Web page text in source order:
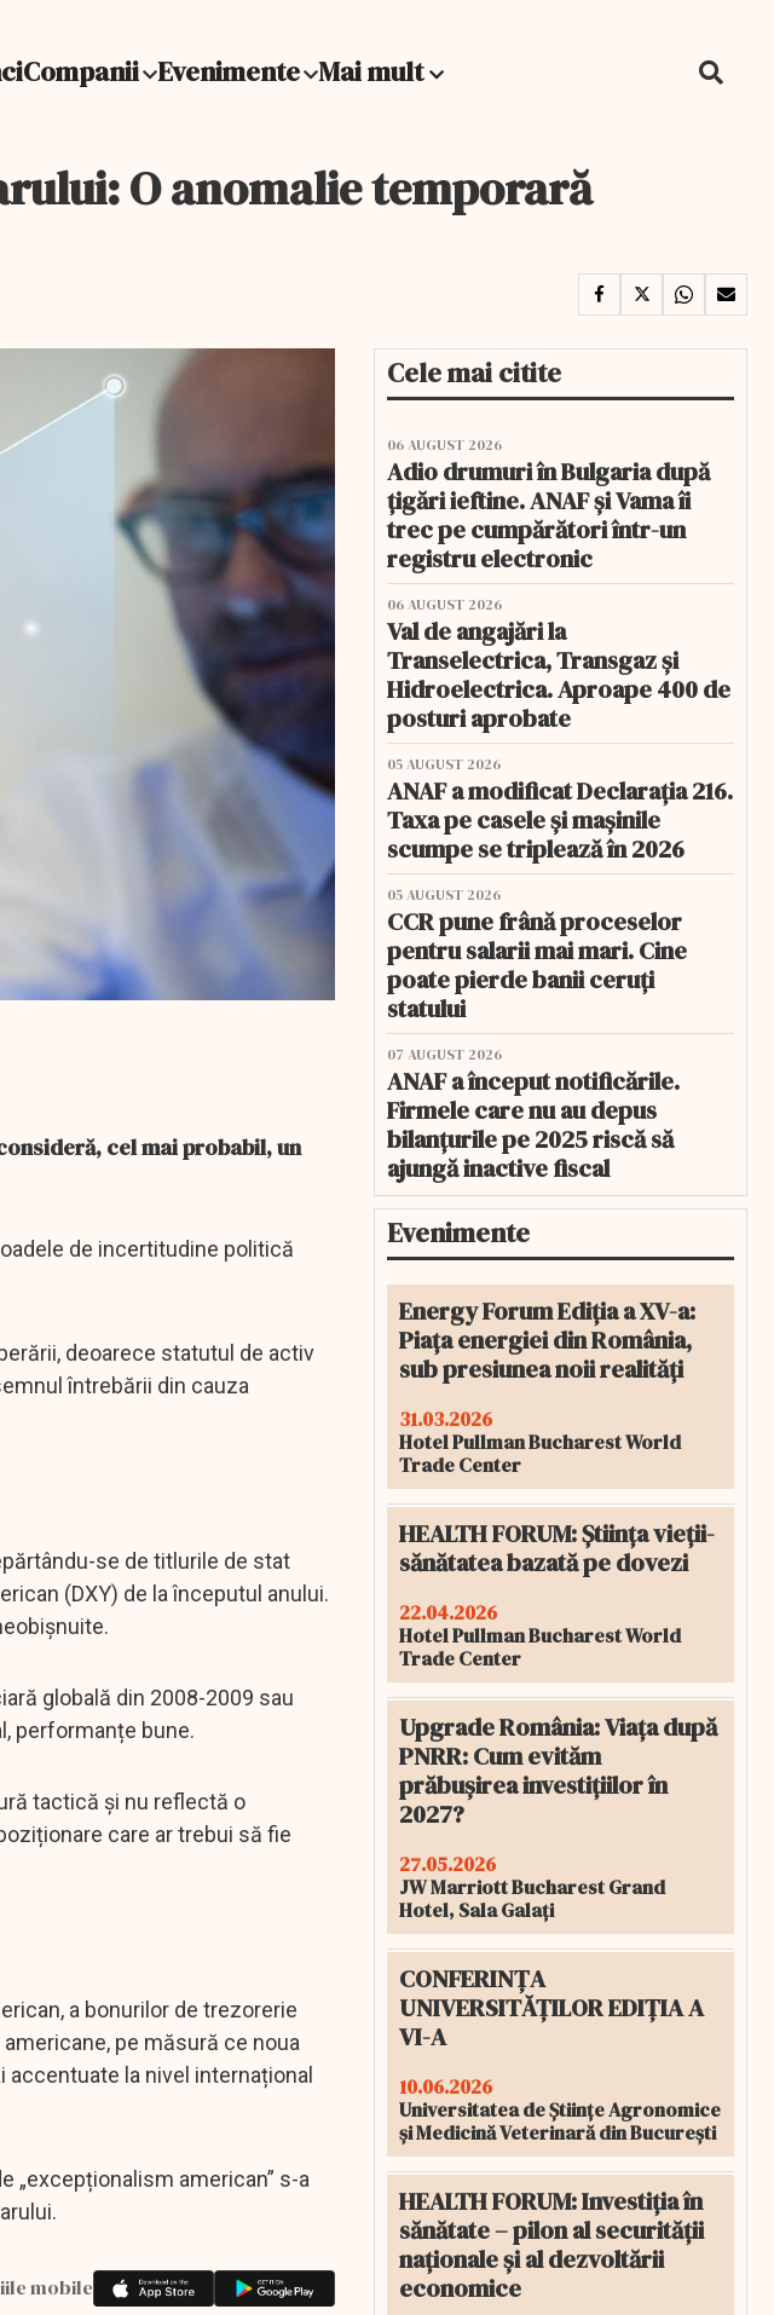
Companii Evenimente Mai mult
O anomalie temporară
cel mai probabil, un
de incertitudine politică
deoarece statutul de activ
întrebării din cauza
se de titlurile de stat
(DXY) de la începutul anului.
globală din 2008-2009 sau
performanțe bune.
tactică și nu reflectă o
care ar trebui să fie
a bonurilor de trezorerie
pe măsură ce noua
la nivel internațional
„excepționalism american” s-a
mobile
Cele mai citite
06 AUGUST 2026
Adio drumuri în Bulgaria după
țigări ieftine. ANAF și Vama îi
trec pe cumpărători într-un
registru electronic
06 AUGUST 2026
Val de angajări la
Transelectrica, Transgaz și
Hidroelectrica. Aproape 400 de
posturi aprobate
05 AUGUST 2026
ANAF a modificat Declarația 216.
Taxa pe casele și mașinile
scumpe se triplează în 2026
05 AUGUST 2026
CCR pune frână proceselor
pentru salarii mai mari. Cine
poate pierde banii ceruți
statului
07 AUGUST 2026
ANAF a început notificările.
Firmele care nu au depus
bilanțurile pe 2025 riscă să
ajungă inactive fiscal
Evenimente
Energy Forum Ediția a XV-a:
Piața energiei din România,
sub presiunea noii realități
31.03.2026
Hotel Pullman Bucharest World
Trade Center
HEALTH FORUM: Știința vieții-
sănătatea bazată pe dovezi
22.04.2026
Hotel Pullman Bucharest World
Trade Center
Upgrade România: Viața după
PNRR: Cum evităm
prăbușirea investițiilor în
2027?
27.05.2026
JW Marriott Bucharest Grand
Hotel, Sala Galați
CONFERINȚA
UNIVERSITĂȚILOR EDIȚIA A
VI-A
10.06.2026
Universitatea de Științe Agronomice
și Medicină Veterinară din București
HEALTH FORUM: Investiția în
sănătate – pilon al securității
naționale și al dezvoltării
economice